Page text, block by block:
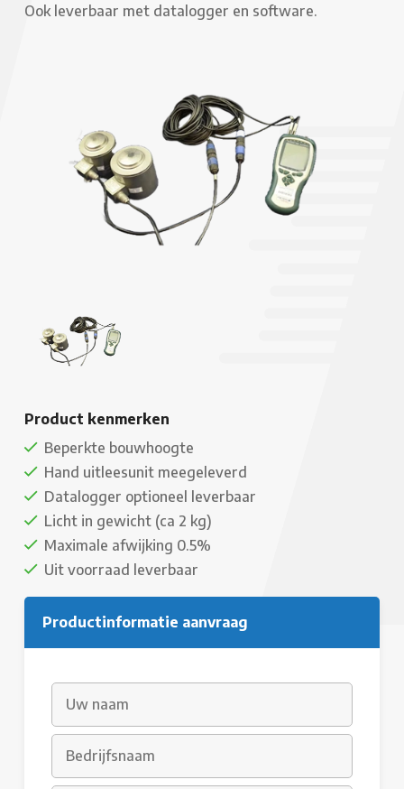
Ook leverbaar met datalogger en software.
Product kenmerken
Beperkte bouwhoogte
Hand uitleesunit meegeleverd
Datalogger optioneel leverbaar
Licht in gewicht (ca 2 kg)
Maximale afwijking 0.5%
Uit voorraad leverbaar
Productinformatie aanvraag